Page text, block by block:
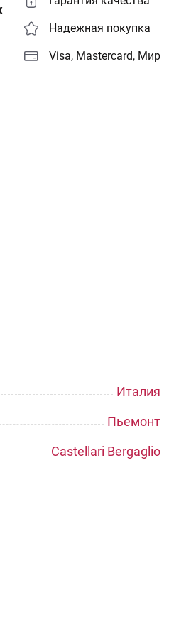
Надежная покупка
Visa, Mastercard, Мир
Италия
Пьемонт
Castellari Bergaglio